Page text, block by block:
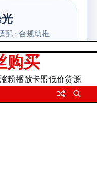
购买
粉播放卡盟低价货源